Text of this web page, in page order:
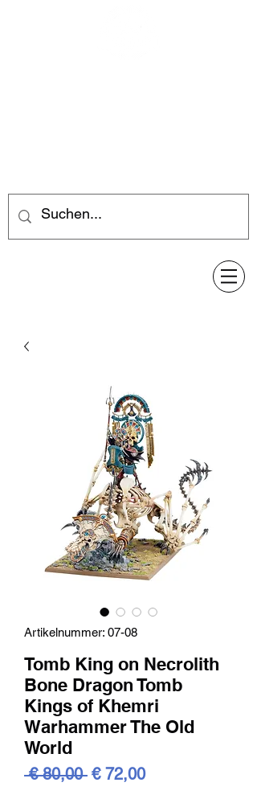
Artikelnummer: 07-08
Tomb King on Necrolith
Bone Dragon Tomb
Kings of Khemri
Warhammer The Old
World
€ 80,00 Standardpreis
€ 72,00Sale-